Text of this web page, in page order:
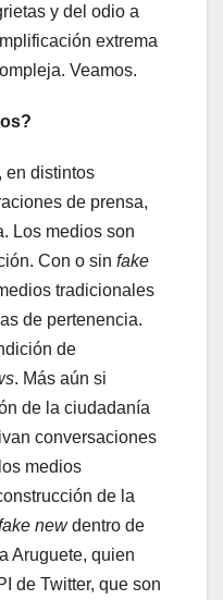
y del odio a
extrema
Veamos.
en distintos
de prensa,
Los medios son
Con o sin fake
tradicionales
de pertenencia.
de
. Más aún si
de la ciudadanía
conversaciones
medios
de la
newdentro de
Aruguete, quien
de Twitter, que son